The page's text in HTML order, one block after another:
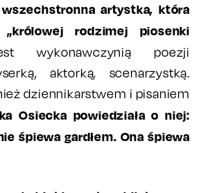
artystka, która
„królowej rodzimej piosenki
wykonawczynią poezji
aktorką, scenarzystką.
dziennikarstwem i pisaniem
Osiecka powiedziała o niej:
śpiewa gardłem. Ona śpiewa